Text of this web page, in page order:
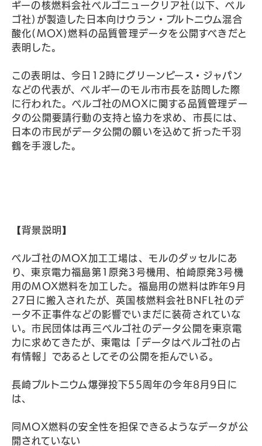
ギーの核燃料会社ベルゴニュークリア社(以下、ベル
ゴ社)が製造した日本向けウラン・プルトニウム混合
酸化(MOX)燃料の品質管理データを公開すべきだと
表明した。
この表明は、今日12時にグリーンピース・ジャパン
などの代表が、ベルギーのモル市市長を訪問した際
に行われた。ベルゴ社のMOXに関する品質管理デー
タの公開要請行動の支持と協力を求め、市長には、
日本の市民がデータ公開の願いを込めて折った千羽
鶴を手渡した。
【背景説明】
ベルゴ社のMOX加工工場は、モルのダッセルにあ
り、東京電力福島第1原発3号機用、柏崎原発3号機
用のMOX燃料を加工した。福島用の燃料は昨年9月
27日に搬入されたが、英国核燃料会社BNFL社のデ
ータ不正事件などの影響でいまだに装荷されていな
い。市民団体は再三ベルゴ社のデータ公開を東京電
力に求めてきたが、東電は「データはベルゴ社の占
有情報」であるとしてその公開を拒んでいる。
長崎プルトニウム爆弾投下55周年の今年8月9日に
は、
同MOX燃料の安全性を担保できるようなデータが公
開されていない